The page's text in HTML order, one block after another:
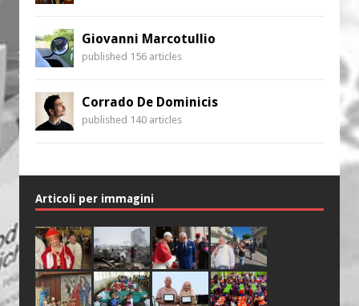
Giovanni Marcotullio
published 156 articles
Corrado De Dominicis
published 140 articles
Articoli per immagini